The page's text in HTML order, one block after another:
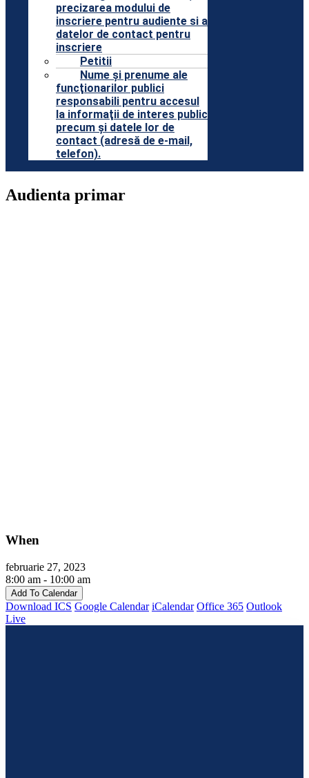
precizarea modului de
inscriere pentru audiente si a
datelor de contact pentru
inscriere
Petitii
Nume şi prenume ale
funcţionarilor publici
responsabili pentru accesul
la informaţii de interes public
precum şi datele lor de
contact (adresă de e-mail,
telefon).
Audienta primar
When
februarie 27, 2023
8:00 am - 10:00 am
Add To Calendar
Download ICS Google Calendar iCalendar Office 365 Outlook
Live